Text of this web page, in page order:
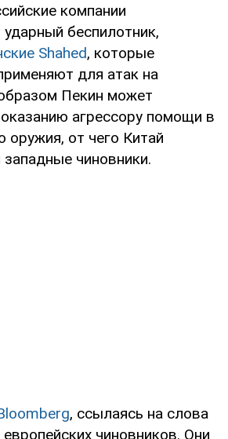
компании
беспилотник,
Shahed, которые
для атак на
Пекин может
агрессору помощи в
оружия, от чего Китай
западные чиновники.
, ссылаясь на слова
чиновников. Они